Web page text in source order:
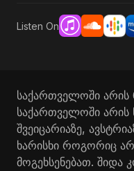
Listen On
საქართველოში არის
საქართველოში არის
შვეიცარიაზე,
ხარისხი როგორიც
მოგეხსენებათ. შიდა